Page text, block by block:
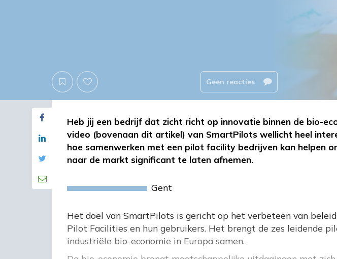
Geen reacties
Heb jij een bedrijf dat zicht richt op innovatie binnen de bio-
video (bovenaan dit artikel) van SmartPilots wellicht heel
hoe samenwerken met een pilot facility bedrijven kan helpen
naar de markt significant te laten afnemen.
Gent
Het doel van SmartPilots is gericht op het verbeteen van
Pilot Facilities en hun gebruikers. Het brengt de zes leidende
industriële bio-economie in Europa samen.